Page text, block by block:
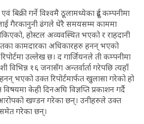
बिक्री गर्ने विश्वमै ठूलामध्येका दुई कम्पनीमा
गैरकानुनी ढंगले धेरै समयसम्म काममा
होस्टल अव्यवस्थित भएको र राहदानी
कामदारका अधिकारहरु हनन् भएको
उल्लेख छ। द गार्जियनले ती कम्पनीमा
विभिन्न १६ जनासँग अन्तर्वार्ता गरेपछि त्यहाँ
भएको उक्त रिपोर्टमार्फत खुलासा गरेको हो
केही दिनअघि विज्ञप्ति प्रकाशन गर्दै
खण्डन गरेका छन्। उनीहरुले उक्त
गरेका छन्।